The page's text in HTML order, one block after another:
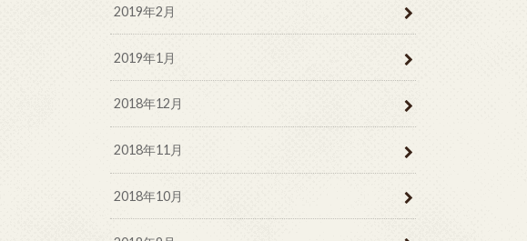
2019年2月
2019年1月
2018年12月
2018年11月
2018年10月